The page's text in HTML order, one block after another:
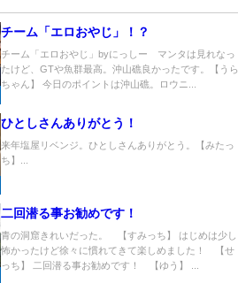
チーム「エロおやじ」！？
チーム「エロおやじ」byにっしー マンタは見れなっ
たけど、GTや魚群最高。沖山礁良かったです。【うら
ちゃん】 今日のポイントは沖山礁。ロウニ...
ひとしさんありがとう！
来年塩屋リベンジ。ひとしさんありがとう。【みたっ
ち】...
二回潜る事お勧めです！
青の洞窟きれいだった。 【すみっち】 はじめは少し
怖かったけど徐々に慣れてきて楽しめました！ 【せ
っち】 二回潜る事お勧めです！ 【ゆう】 ...